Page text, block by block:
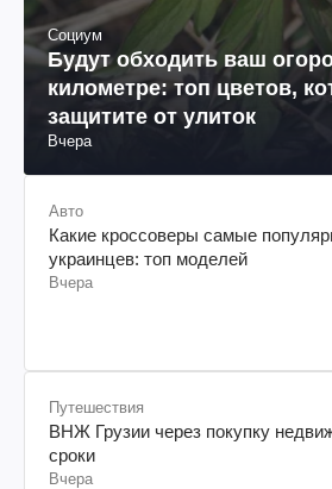
Социум
Будут обходить ваш
километре: топ цветов,
защитите от улиток
Вчера
Авто
Какие кроссоверы самые
украинцев: топ моделей
Вчера
Путешествия
ВНЖ Грузии через покупку
сроки
Вчера